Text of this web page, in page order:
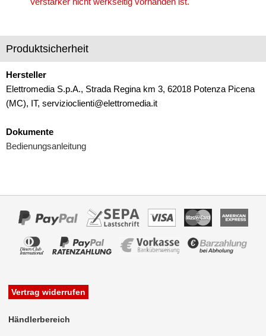
Produktsicherheit
Hersteller
Elettromedia S.p.A., Strada Regina km 3, 62018 Potenza Picena
(MC), IT, servizioclienti@elettromedia.it
Dokumente
Bedienungsanleitung
Vertrag widerrufen
Händlerbereich